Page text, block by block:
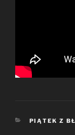
KATEGORIE
PIĄTEK Z